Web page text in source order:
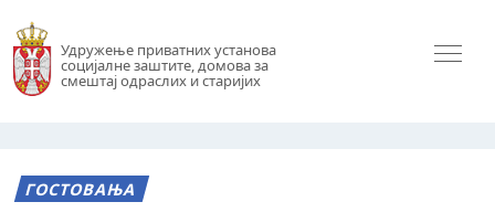
Удружење приватних установа
социјалне заштите, домова за
смештај одраслих и старијих
ГОСТОВАЊА